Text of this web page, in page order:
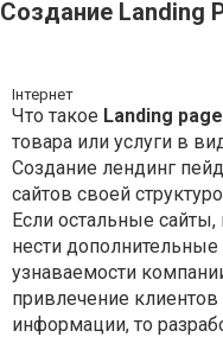
Создание Landing
Інтернет
Что такое Landing page
товара или услуги в
Создание лендинг
сайтов своей
Если остальные
нести
узнаваемости
привлечение
информации, то